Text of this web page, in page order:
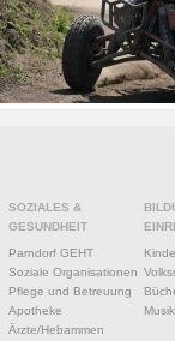
SOZIALES &
GESUNDHEIT
Parndorf GEHT
Soziale Organisationen
Pflege und Betreuung
Apotheke
Ärzte/Hebammen